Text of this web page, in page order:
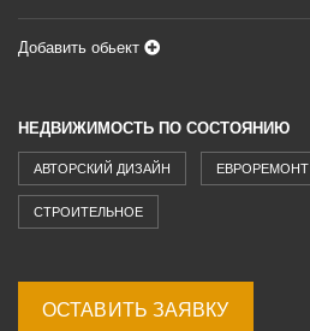
Добавить обьект
НЕДВИЖИМОСТЬ ПО СОСТОЯНИЮ
АВТОРСКИЙ ДИЗАЙН ЕВРОРЕМОНТ
СТРОИТЕЛЬНОЕ
ОСТАВИТЬ ЗАЯВКУ